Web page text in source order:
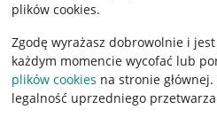
plików cookies.
Zgodę wyrażasz dobrowolnie i
każdym momencie wycofać lub
plików cookies na stronie
legalność uprzedniego
Usługach Cyfrowych